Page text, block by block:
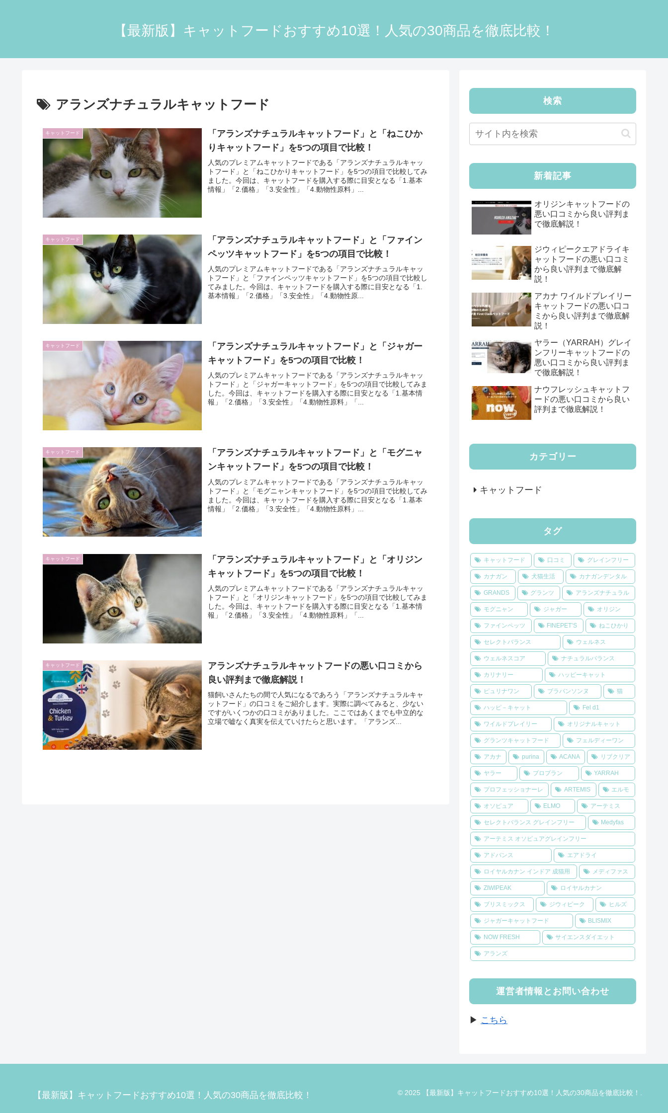
【最新版】キャットフードおすすめ10選！人気の30商品を徹底比較！
アランズナチュラルキャットフード
キャットフード
「アランズナチュラルキャットフード」と「ねこひか
りキャットフード」を5つの項目で比較！
人気のプレミアムキャットフードである「アランズナチュラルキャッ
トフード」と「ねこひかりキャットフード」を5つの項目で比較してみ
ました。今回は、キャットフードを購入する際に目安となる「1.基本
情報」「2.価格」「3.安全性」「4.動物性原料」...
キャットフード
「アランズナチュラルキャットフード」と「ファイン
ペッツキャットフード」を5つの項目で比較！
人気のプレミアムキャットフードである「アランズナチュラルキャッ
トフード」と「ファインペッツキャットフード」を5つの項目で比較し
てみました。今回は、キャットフードを購入する際に目安となる「1.
基本情報」「2.価格」「3.安全性」「4.動物性原...
キャットフード
「アランズナチュラルキャットフード」と「ジャガー
キャットフード」を5つの項目で比較！
人気のプレミアムキャットフードである「アランズナチュラルキャッ
トフード」と「ジャガーキャットフード」を5つの項目で比較してみま
した。今回は、キャットフードを購入する際に目安となる「1.基本情
報」「2.価格」「3.安全性」「4.動物性原料」「...
キャットフード
「アランズナチュラルキャットフード」と「モグニャ
ンキャットフード」を5つの項目で比較！
人気のプレミアムキャットフードである「アランズナチュラルキャッ
トフード」と「モグニャンキャットフード」を5つの項目で比較してみ
ました。今回は、キャットフードを購入する際に目安となる「1.基本
情報」「2.価格」「3.安全性」「4.動物性原料」...
キャットフード
「アランズナチュラルキャットフード」と「オリジン
キャットフード」を5つの項目で比較！
人気のプレミアムキャットフードである「アランズナチュラルキャッ
トフード」と「オリジンキャットフード」を5つの項目で比較してみま
した。今回は、キャットフードを購入する際に目安となる「1.基本情
報」「2.価格」「3.安全性」「4.動物性原料」「...
キャットフード
アランズナチュラルキャットフードの悪い口コミから
良い評判まで徹底解説！
猫飼いさんたちの間で人気になるであろう「アランズナチュラルキャ
ットフード」の口コミをご紹介します。実際に調べてみると、少ない
ですがいくつかの口コミがありました。ここではあくまでも中立的な
立場で嘘なく真実を伝えていけたらと思います。「アランズ...
検索
新着記事
オリジンキャットフードの
悪い口コミから良い評判ま
で徹底解説！
ジウィピークエアドライキ
ャットフードの悪い口コミ
から良い評判まで徹底解
説！
アカナ ワイルドプレイリー
キャットフードの悪い口コ
ミから良い評判まで徹底解
説！
ヤラー（YARRAH）グレイ
ンフリーキャットフードの
悪い口コミから良い評判ま
で徹底解説！
ナウフレッシュキャットフ
ードの悪い口コミから良い
評判まで徹底解説！
カテゴリー
キャットフード
タグ
キャットフード 口コミ グレインフリー
カナガン 犬猫生活 カナガンデンタル
GRANDS グランツ アランズナチュラル
モグニャン ジャガー オリジン
ファインペッツ FINEPET’S ねこひかり
セレクトバランス ウェルネス
ウェルネスコア ナチュラルバランス
カリナリー ハッピーキャット
ピュリナワン ブラバンソンヌ 猫
ハッピ－キャット Fel d1
ワイルドプレイリー オリジナルキャット
グランツキャットフード フェルディーワン
アカナ purina ACANA リブクリア
ヤラー プロプラン YARRAH
プロフェッショナーレ ARTEMIS エルモ
オソピュア ELMO アーテミス
セレクトバランス グレインフリー Medyfas
アーテミス オソピュアグレインフリー
アドバンス エアドライ
ロイヤルカナン インドア 成猫用 メディファス
ZIWIPEAK ロイヤルカナン
ブリスミックス ジウィピーク ヒルズ
ジャガーキャットフード BLISMIX
NOW FRESH サイエンスダイエット
アランズ
運営者情報とお問い合わせ
▶ こちら
【最新版】キャットフードおすすめ10選！人気の30商品を徹底比較！ © 2025 【最新版】キャットフードおすすめ10選！人気の30商品を徹底比較！.